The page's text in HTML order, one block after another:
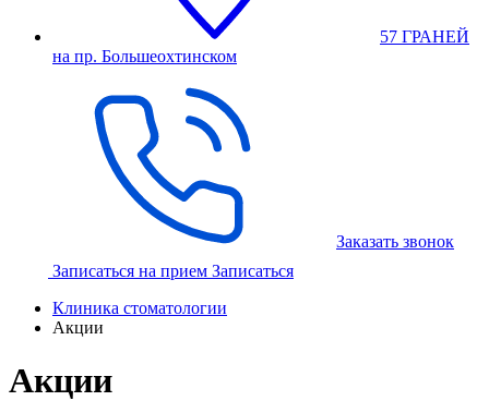
57 ГРАНЕЙ
на пр. Большеохтинском
Заказать звонок
Записаться на прием Записаться
Клиника стоматологии
Акции
Акции